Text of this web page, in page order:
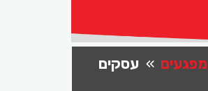
מפגעים
עסקים